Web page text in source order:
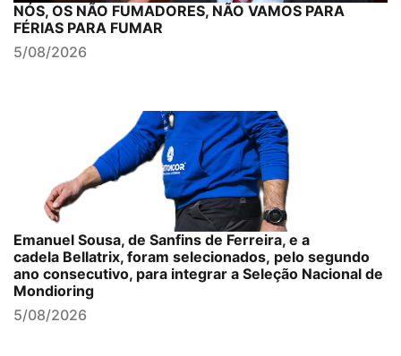
NÓS, OS NÃO FUMADORES, NÃO VAMOS PARA
FÉRIAS PARA FUMAR
5/08/2026
Emanuel Sousa, de Sanfins de Ferreira, e a
cadela Bellatrix, foram selecionados, pelo segundo
ano consecutivo, para integrar a Seleção Nacional de
Mondioring
5/08/2026